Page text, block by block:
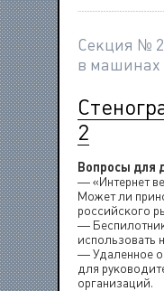
Секция №
в машинах
2
Вопросы для
— «Интернет
Может ли
российского
—
использовать
— Удаленное
для
организаций.